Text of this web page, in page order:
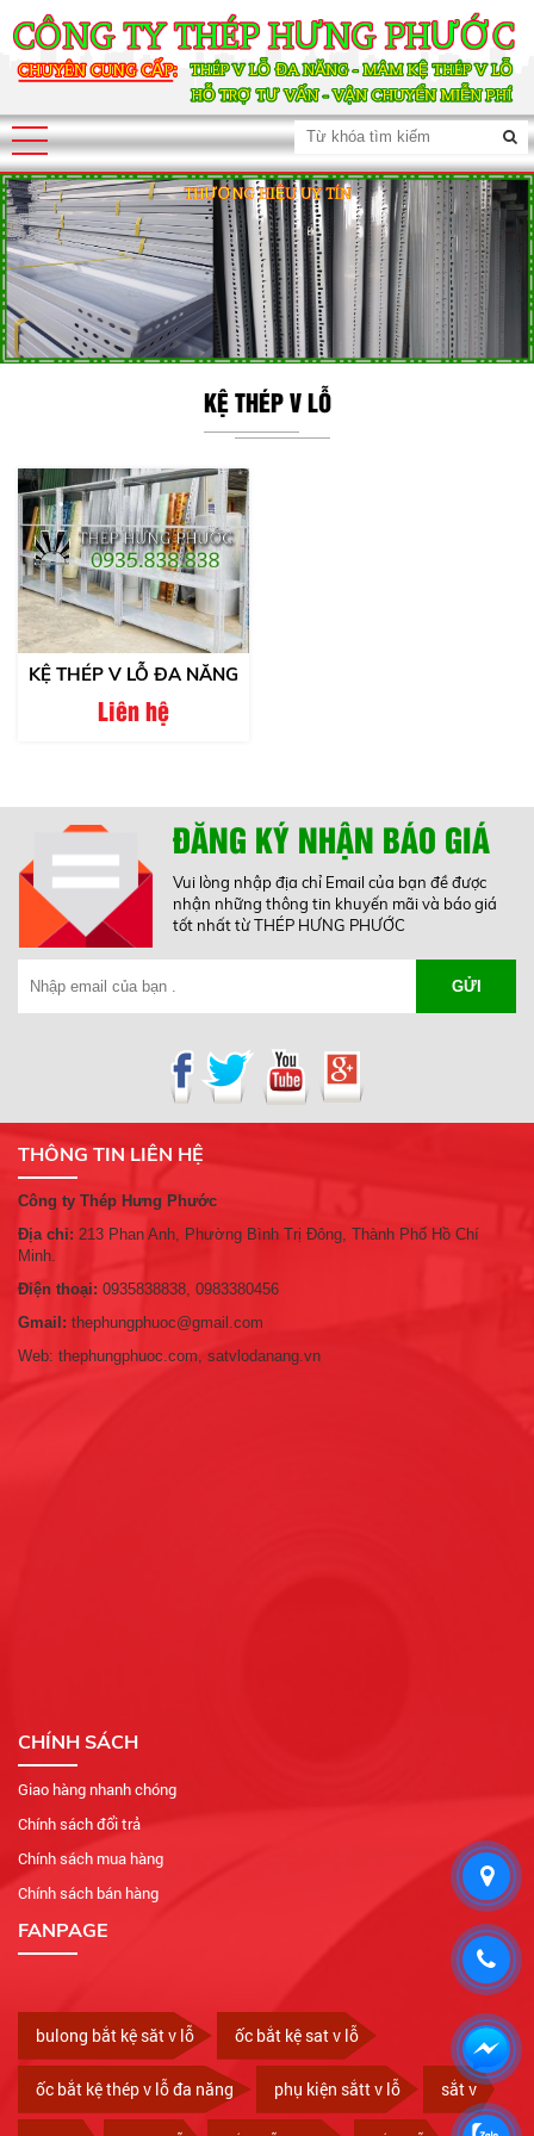
KỆ THÉP V LỖ
KỆ THÉP V LỖ ĐA NĂNG
Liên hệ
ĐĂNG KÝ NHẬN BÁO GIÁ
Vui lòng nhập địa chỉ Email của bạn đề được
nhận những thông tin khuyến mãi và báo giá
tốt nhất từ THÉP HƯNG PHƯỚC
GỬI
THÔNG TIN LIÊN HỆ
Công ty Thép Hưng Phước
Địa chỉ: 213 Phan Anh, Phường Bình Trị Đông, Thành Phố Hồ Chí
Minh.
Điện thoại: 0935838838, 0983380456
Gmail: thephungphuoc@gmail.com
Web: thephungphuoc.com, satvlodanang.vn
CHÍNH SÁCH
Giao hàng nhanh chóng
Chính sách đổi trả
Chính sách mua hàng
Chính sách bán hàng
FANPAGE
bulong bắt kệ săt v lỗ ốc bắt kệ sat v lỗ
ốc bắt kệ thép v lỗ đa năng phụ kiện sắtt v lỗ sắt v